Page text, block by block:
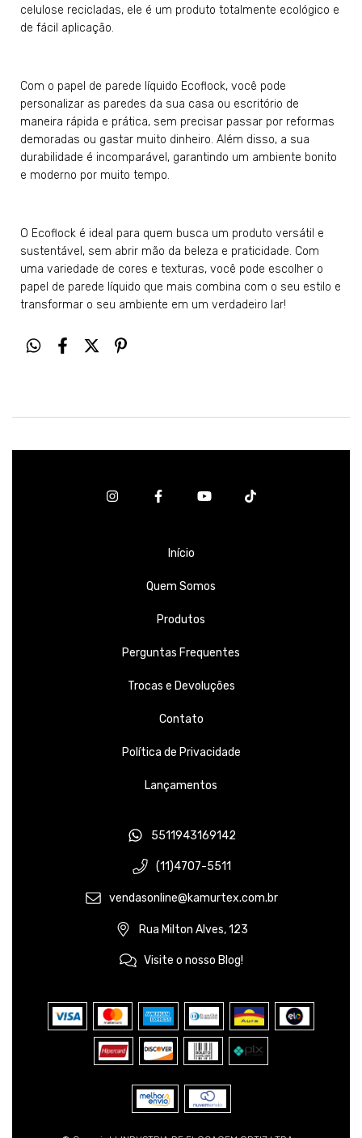
celulose recicladas, ele é um produto totalmente ecológico e
de fácil aplicação.
Com o papel de parede líquido Ecoflock, você pode
personalizar as paredes da sua casa ou escritório de
maneira rápida e prática, sem precisar passar por reformas
demoradas ou gastar muito dinheiro. Além disso, a sua
durabilidade é incomparável, garantindo um ambiente bonito
e moderno por muito tempo.
O Ecoflock é ideal para quem busca um produto versátil e
sustentável, sem abrir mão da beleza e praticidade. Com
uma variedade de cores e texturas, você pode escolher o
papel de parede líquido que mais combina com o seu estilo e
transformar o seu ambiente em um verdadeiro lar!
Início
Quem Somos
Produtos
Perguntas Frequentes
Trocas e Devoluções
Contato
Política de Privacidade
Lançamentos
5511943169142
(11)4707-5511
vendasonline@kamurtex.com.br
Rua Milton Alves, 123
Visite o nosso Blog!